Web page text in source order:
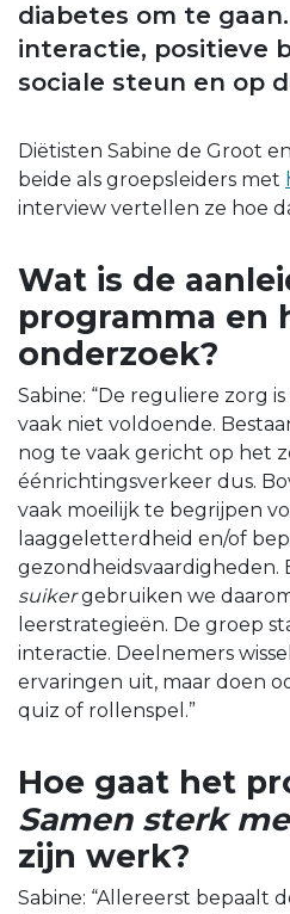
diabetes om te
interactie, positieve
sociale steun en op
Diëtisten Sabine de Groot
beide als groepsleiders met
interview vertellen ze hoe
Wat is de
programma en
onderzoek?
Sabine: “De reguliere zorg
vaak niet voldoende.
nog te vaak gericht op het
éénrichtingsverkeer dus.
vaak moeilijk te begrijpen
laaggeletterdheid en/of
gezondheidsvaardigheden.
suikergebruiken we
leerstrategieën. De groep
interactie. Deelnemers
ervaringen uit, maar doen
quiz of rollenspel.”
Hoe gaat het
Samen sterk
zijn werk?
Sabine: “Allereerst bepaalt